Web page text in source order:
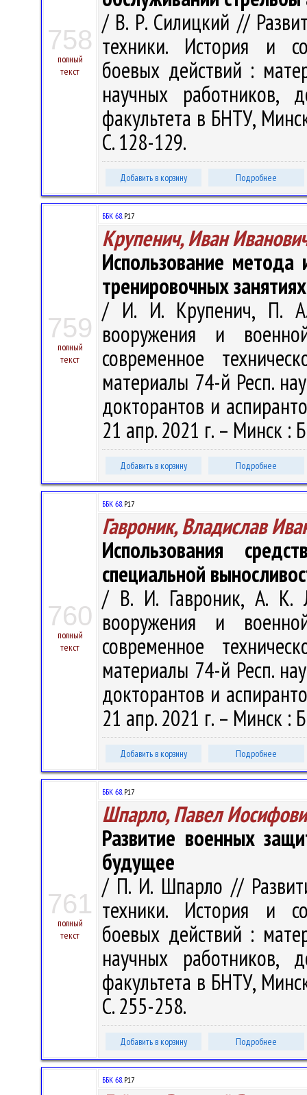
758
полный
текст
/ В. Р. Силицкий //
техники. История и
боевых действий :
научных работников,
факультета в БНТУ,
С. 128-129.
Добавить в корзину Подробнее
759
полный
текст
ББК 68.Р17
Крупенич, Иван
Использование
тренировочных
/ И. И. Крупенич, П.
вооружения и
современное
материалы 74-й Респ.
докторантов и
21 апр. 2021 г. – Минск :
Добавить в корзину Подробнее
760
полный
текст
ББК 68.Р17
Гавроник, Владислав
Использования
специальной
/ В. И. Гавроник, А. К.
вооружения и
современное
материалы 74-й Респ.
докторантов и
21 апр. 2021 г. – Минск :
Добавить в корзину Подробнее
761
полный
текст
ББК 68.Р17
Шпарло, Павел
Развитие военных
будущее
/ П. И. Шпарло //
техники. История и
боевых действий :
научных работников,
факультета в БНТУ,
С. 255-258.
Добавить в корзину Подробнее
ББК 68.Р17